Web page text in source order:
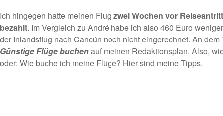
Ich hingegen hatte meinen Flug zwei Wochen vor
bezahlt. Im Vergleich zu André habe ich also 460 Euro
der Inlandsflug nach Cancún noch nicht eingerechnet. An dem
Günstige Flüge buchenauf meinen Redaktionsplan. Also,
oder: Wie buche ich meine Flüge? Hier sind meine Tipps.